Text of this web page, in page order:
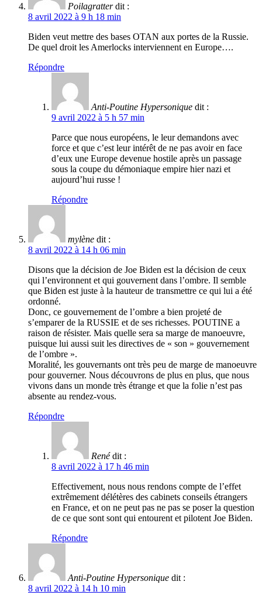
Poilagratter dit :
8 avril 2022 à 9 h 18 min
Biden veut mettre des bases OTAN aux portes de la Russie.
De quel droit les Amerlocks interviennent en Europe….
Répondre
Anti-Poutine Hypersonique dit :
9 avril 2022 à 5 h 57 min
Parce que nous européens, le leur demandons avec
force et que c’est leur intérêt de ne pas avoir en face
d’eux une Europe devenue hostile après un passage
sous la coupe du démoniaque empire hier nazi et
aujourd’hui russe !
Répondre
mylène dit :
8 avril 2022 à 14 h 06 min
Disons que la décision de Joe Biden est la décision de ceux
qui l’environnent et qui gouvernent dans l’ombre. Il semble
que Biden est juste à la hauteur de transmettre ce qui lui a été
ordonné.
Donc, ce gouvernement de l’ombre a bien projeté de
s’emparer de la RUSSIE et de ses richesses. POUTINE a
raison de résister. Mais quelle sera sa marge de manoeuvre,
puisque lui aussi suit les directives de « son » gouvernement
de l’ombre ».
Moralité, les gouvernants ont très peu de marge de manoeuvre
pour gouverner. Nous découvrons de plus en plus, que nous
vivons dans un monde très étrange et que la folie n’est pas
absente au rendez-vous.
Répondre
René dit :
8 avril 2022 à 17 h 46 min
Effectivement, nous nous rendons compte de l’effet
extrêmement délétères des cabinets conseils étrangers
en France, et on ne peut pas ne pas se poser la question
de ce que sont sont qui entourent et pilotent Joe Biden.
Répondre
Anti-Poutine Hypersonique dit :
8 avril 2022 à 14 h 10 min